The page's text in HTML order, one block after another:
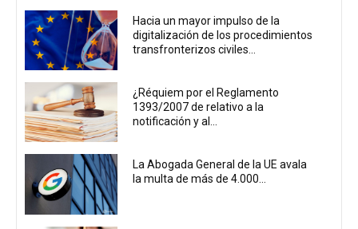
Hacia un mayor impulso de la
digitalización de los procedimientos
transfronterizos civiles...
¿Réquiem por el Reglamento
1393/2007 de relativo a la
notificación y al...
La Abogada General de la UE avala
la multa de más de 4.000...